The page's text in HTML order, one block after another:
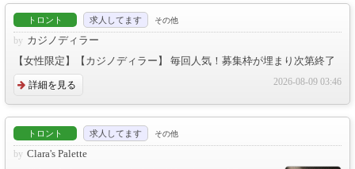
トロント 求人してます その他
カジノディラー
【女性限定】【カジノディラー】 毎回人気！募集枠が埋まり次第終了
詳細を見る 2026-08-09 03:46
トロント 求人してます その他
Clara's Palette